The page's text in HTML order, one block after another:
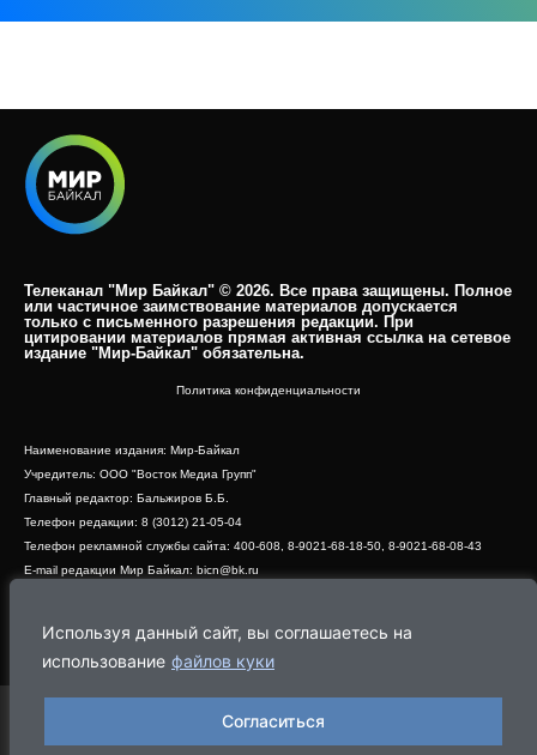
Используя данный сайт, вы соглашаетесь на
использование файлов куки
Согласиться
Телеканал "Мир Байкал" © 2026. Все права защищены. Полное
или частичное заимствование материалов допускается
только с письменного разрешения редакции. При
цитировании материалов прямая активная ссылка на сетевое
издание "Мир-Байкал" обязательна.​
Политика конфиденциальности
Наименование издания: Мир-Байкал
Учредитель: ООО "Восток Медиа Групп"
Главный редактор: Бальжиров Б.Б.
Телефон редакции: 8 (3012) 21-05-04
Телефон рекламной службы сайта: 400-608, 8-9021-68-18-50, 8-9021-68-08-43
E-mail редакции Мир Байкал: bicn@bk.ru
Адрес редакции: 670000, г. Улан-Удэ, ул. Профсоюзная, дом 44, офис 1